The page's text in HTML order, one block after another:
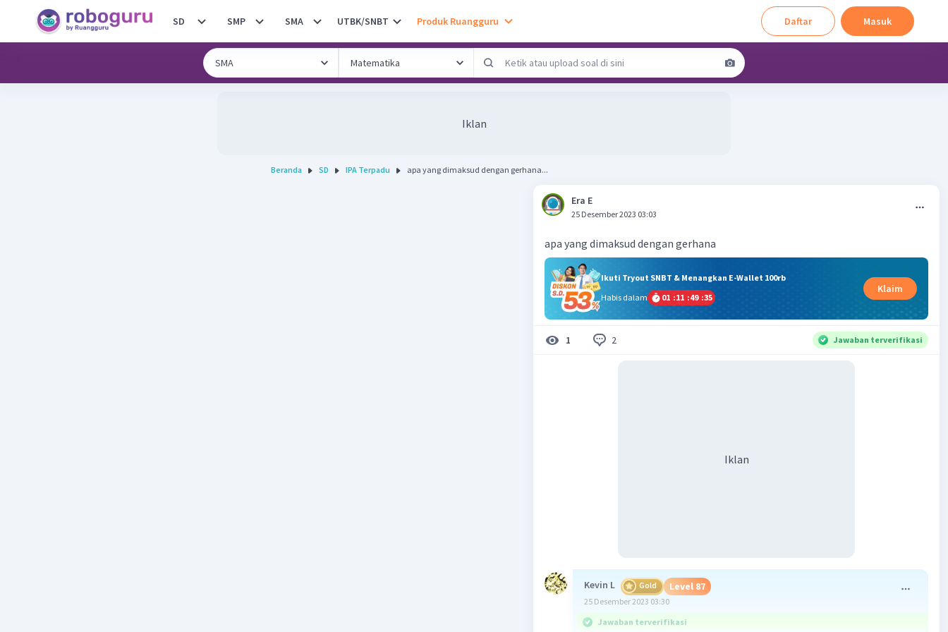
SD SMP SMA UTBK/SNBT Produk Ruangguru Daftar Masuk
Iklan
Beranda SD IPA Terpadu apa yang dimaksud dengan gerhana...
Era E
25 Desember 2023 03:03
apa yang dimaksud dengan gerhana
Ikuti Tryout SNBT & Menangkan E-Wallet 100rb
Habis dalam
01 :11 :49 :35
Klaim
1 2 Jawaban terverifikasi
Iklan
Kevin L Gold Level 87
25 Desember 2023 03:30
Jawaban terverifikasi